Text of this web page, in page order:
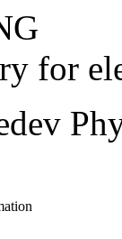
for